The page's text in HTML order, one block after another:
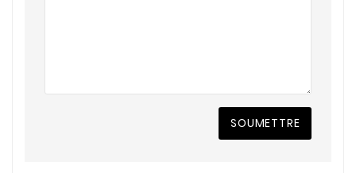
SOUMETTRE